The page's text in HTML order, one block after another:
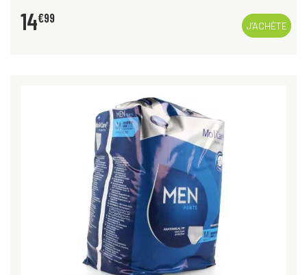
14€99
J’ACHÈTE